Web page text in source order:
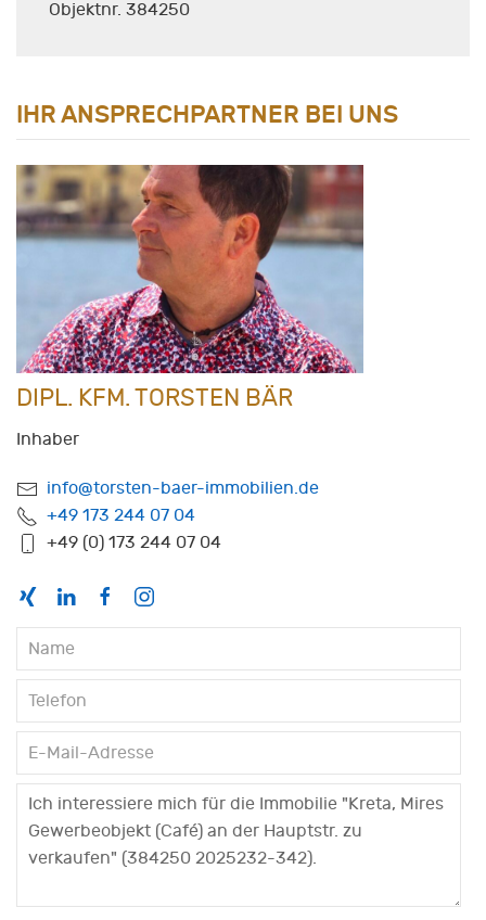
Objektnr. 384250
IHR ANSPRECHPARTNER BEI UNS
DIPL. KFM. TORSTEN BÄR
Inhaber
info@torsten-baer-immobilien.de
+49 173 244 07 04
+49 (0) 173 244 07 04